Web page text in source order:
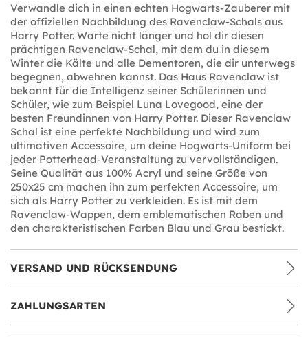
Verwandle dich in einen echten Hogwarts-Zauberer mit
der offiziellen Nachbildung des Ravenclaw-Schals aus
Harry Potter. Warte nicht länger und hol dir diesen
prächtigen Ravenclaw-Schal, mit dem du in diesem
Winter die Kälte und alle Dementoren, die dir unterwegs
begegnen, abwehren kannst. Das Haus Ravenclaw ist
bekannt für die Intelligenz seiner Schülerinnen und
Schüler, wie zum Beispiel Luna Lovegood, eine der
besten Freundinnen von Harry Potter. Dieser Ravenclaw
Schal ist eine perfekte Nachbildung und wird zum
ultimativen Accessoire, um deine Hogwarts-Uniform bei
jeder Potterhead-Veranstaltung zu vervollständigen.
Seine Qualität aus 100% Acryl und seine Größe von
250x25 cm machen ihn zum perfekten Accessoire, um
sich als Harry Potter zu verkleiden. Es ist mit dem
Ravenclaw-Wappen, dem emblematischen Raben und
den charakteristischen Farben Blau und Grau bestickt.
VERSAND UND RÜCKSENDUNG
ZAHLUNGSARTEN